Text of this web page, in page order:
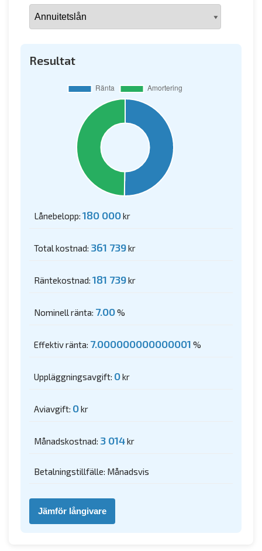
Resultat
Lånebelopp: 180 000kr
Total kostnad: 361 739kr
Räntekostnad: 181 739kr
Nominell ränta: 7.00%
Effektiv ränta: 7.000000000000001 %
Uppläggningsavgift: 0kr
Aviavgift: 0kr
Månadskostnad: 3 014kr
Betalningstillfälle: Månadsvis
Jämför långivare